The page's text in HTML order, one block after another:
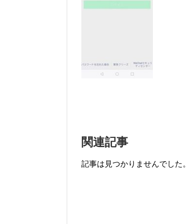
関連記事
記事は見つかりませんでした。